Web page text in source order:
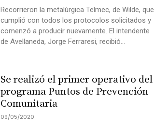
Recorrieron la metalúrgica Telmec, de Wilde, que
cumplió con todos los protocolos solicitados y
comenzó a producir nuevamente. El intendente
de Avellaneda, Jorge Ferraresi, recibió...
Se realizó el primer operativo del
programa Puntos de Prevención
Comunitaria
09/05/2020